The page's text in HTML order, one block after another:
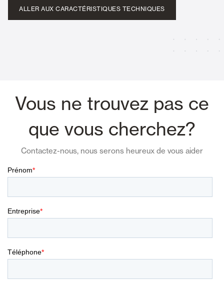
ALLER AUX CARACTÉRISTIQUES TECHNIQUES
Vous ne trouvez pas ce
que vous cherchez?
Contactez-nous, nous serons heureux de vous aider